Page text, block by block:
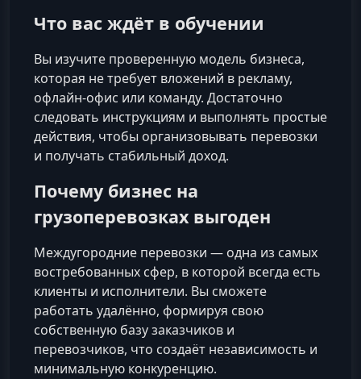
Что вас ждёт в обучении
Вы изучите проверенную модель бизнеса,
которая не требует вложений в рекламу,
офлайн‑офис или команду. Достаточно
следовать инструкциям и выполнять простые
действия, чтобы организовывать перевозки
и получать стабильный доход.
Почему бизнес на
грузоперевозках выгоден
Междугородние перевозки — одна из самых
востребованных сфер, в которой всегда есть
клиенты и исполнители. Вы сможете
работать удалённо, формируя свою
собственную базу заказчиков и
перевозчиков, что создаёт независимость и
минимальную конкуренцию.